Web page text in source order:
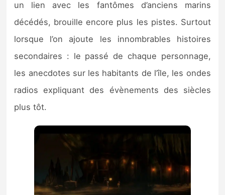
un lien avec les fantômes d’anciens marins
décédés, brouille encore plus les pistes. Surtout
lorsque l’on ajoute les innombrables histoires
secondaires : le passé de chaque personnage,
les anecdotes sur les habitants de l’île, les ondes
radios expliquant des évènements des siècles
plus tôt.